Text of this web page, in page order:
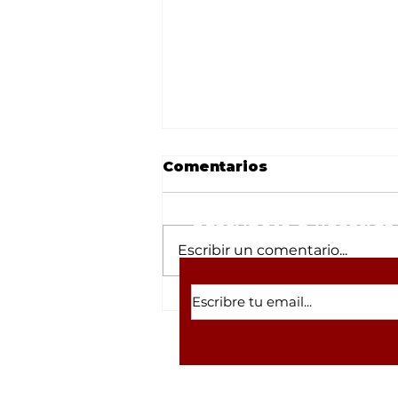
Sinaloa bajo alerta por
constantes réplicas
Comentarios
Escribir un comentario...
Suscríbete a